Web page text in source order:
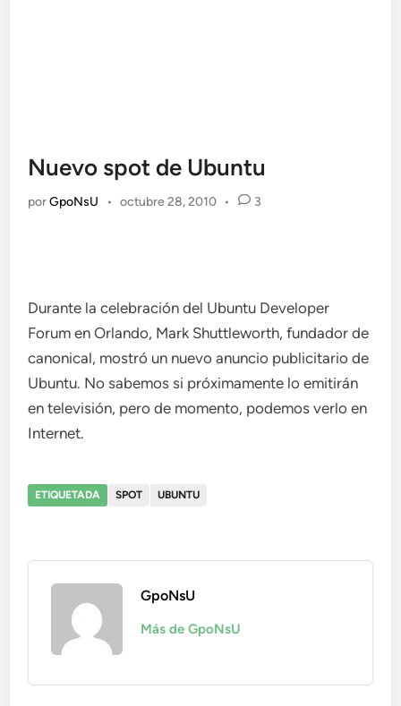
Nuevo spot de Ubuntu
porGpoNsU • octubre 28, 2010 • 3
Durante la celebración del Ubuntu Developer
Forum en Orlando, Mark Shuttleworth, fundador de
canonical, mostró un nuevo anuncio publicitario de
Ubuntu. No sabemos si próximamente lo emitirán
en televisión, pero de momento, podemos verlo en
Internet.
ETIQUETADA SPOT UBUNTU
GpoNsU
Más de GpoNsU